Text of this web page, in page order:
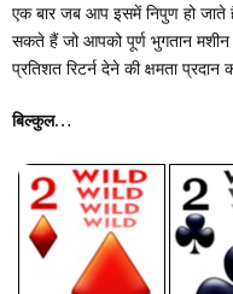
एक बार जब आप इसमें निपुण हो जाते
सकते हैं जो आपको पूर्ण भुगतान मशीन
प्रतिशत रिटर्न देने की क्षमता प्रदान
बिल्कुल…